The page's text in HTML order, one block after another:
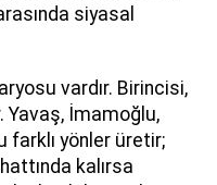
siyasal
vardır. Birincisi,
Yavaş, İmamoğlu,
farklı yönler üretir;
kalırsa